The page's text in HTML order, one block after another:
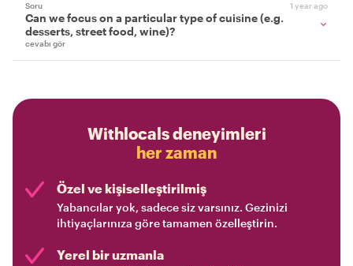
Soru 1 year ago
Can we focus on a particular type of cuisine (e.g.
desserts, street food, wine)?
cevabı gör
Withlocals deneyimleri
her zaman
Özel ve kişiselleştirilmiş
Yabancılar yok, sadece siz varsınız. Gezinizi
ihtiyaçlarınıza göre tamamen özelleştirin.
Yerel bir uzmanla